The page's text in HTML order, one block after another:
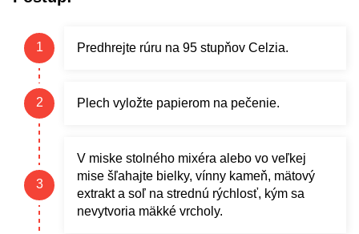
Predhrejte rúru na 95 stupňov Celzia.
Plech vyložte papierom na pečenie.
V miske stolného mixéra alebo vo veľkej
mise šľahajte bielky, vínny kameň, mätový
extrakt a soľ na strednú rýchlosť, kým sa
nevytvoria mäkké vrcholy.